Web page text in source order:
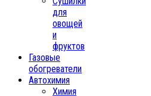
для
овощей
и
фруктов
Газовые
обогреватели
Автохимия
Химия